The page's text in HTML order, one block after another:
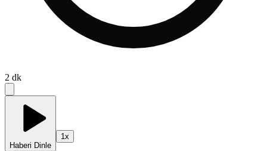
2 dk
Haberi Dinle
1x